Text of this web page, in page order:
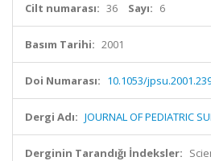
Cilt numarası: 36 Sayı: 6
Basım Tarihi: 2001
Doi Numarası: 10.1053/
Dergi Adı: JOURNAL OF PEDIATRIC
Derginin Tarandığı İndeksler: